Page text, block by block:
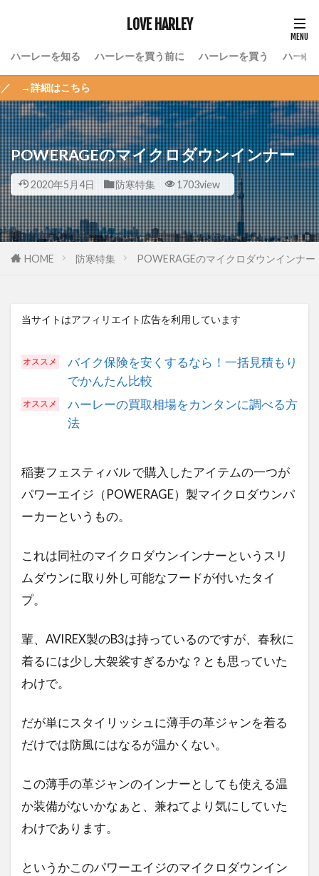
LOVE HARLEY
ハーレーを知る ハーレーを買う前に ハーレーを買う ハーレ
POWERAGEのマイクロダウンインナー
2020年5月4日 防寒特集 1703view
HOME 防寒特集 POWERAGEのマイクロダウンインナー
当サイトはアフィリエイト広告を利用しています
バイク保険を安くするなら！一括見積もり
でかんたん比較
ハーレーの買取相場をカンタンに調べる方
法
稲妻フェスティバル で購入したアイテムの一つが
パワーエイジ（POWERAGE）製マイクロダウンパ
ーカーというもの。
これは同社のマイクロダウンインナーというスリ
ムダウンに取り外し可能なフードが付いたタイ
プ。
輩、AVIREX製のB3は持っているのですが、春秋に
着るには少し大袈裟すぎるかな？とも思っていた
わけで。
だが単にスタイリッシュに薄手の革ジャンを着る
だけでは防風にはなるが温かくない。
この薄手の革ジャンのインナーとしても使える温
か装備がないかなぁと、兼ねてより気にしていた
わけであります。
というかこのパワーエイジのマイクロダウンイン